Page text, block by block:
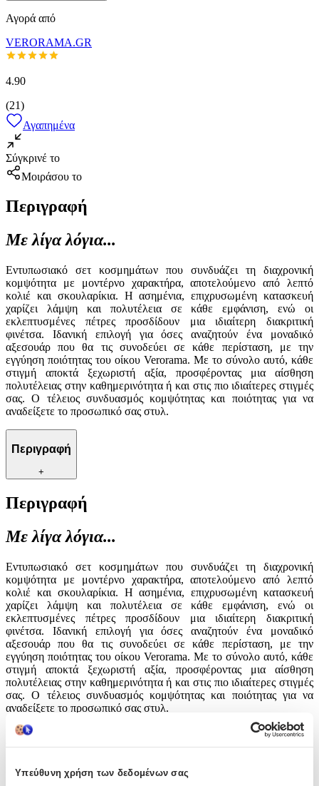
Υπεύθυνη χρήση των δεδομένων σας
Αγορά από
VERORAMA.GR
4.90
(21)
Αγαπημένα
Σύγκρινέ το
Μοιράσου το
Περιγραφή
Με λίγα λόγια...
Εντυπωσιακό σετ κοσμημάτων που συνδυάζει τη διαχρονική
κομψότητα με μοντέρνο χαρακτήρα, αποτελούμενο από λεπτό
κολιέ και σκουλαρίκια. Η ασημένια, επιχρυσωμένη κατασκευή
χαρίζει λάμψη και πολυτέλεια σε κάθε εμφάνιση, ενώ οι
εκλεπτυσμένες πέτρες προσδίδουν μια ιδιαίτερη διακριτική
φινέτσα. Ιδανική επιλογή για όσες αναζητούν ένα μοναδικό
αξεσουάρ που θα τις συνοδεύει σε κάθε περίσταση, με την
εγγύηση ποιότητας του οίκου Verorama. Με το σύνολο αυτό, κάθε
στιγμή αποκτά ξεχωριστή αξία, προσφέροντας μια αίσθηση
πολυτέλειας στην καθημερινότητα ή και στις πιο ιδιαίτερες στιγμές
σας. Ο τέλειος συνδυασμός κομψότητας και ποιότητας για να
αναδείξετε το προσωπικό σας στυλ.
Περιγραφή
+
Περιγραφή
Με λίγα λόγια...
Εντυπωσιακό σετ κοσμημάτων που συνδυάζει τη διαχρονική
κομψότητα με μοντέρνο χαρακτήρα, αποτελούμενο από λεπτό
κολιέ και σκουλαρίκια. Η ασημένια, επιχρυσωμένη κατασκευή
χαρίζει λάμψη και πολυτέλεια σε κάθε εμφάνιση, ενώ οι
εκλεπτυσμένες πέτρες προσδίδουν μια ιδιαίτερη διακριτική
φινέτσα. Ιδανική επιλογή για όσες αναζητούν ένα μοναδικό
αξεσουάρ που θα τις συνοδεύει σε κάθε περίσταση, με την
εγγύηση ποιότητας του οίκου Verorama. Με το σύνολο αυτό, κάθε
στιγμή αποκτά ξεχωριστή αξία, προσφέροντας μια αίσθηση
πολυτέλειας στην καθημερινότητα ή και στις πιο ιδιαίτερες στιγμές
σας. Ο τέλειος συνδυασμός κομψότητας και ποιότητας για να
αναδείξετε το προσωπικό σας στυλ.
Χαρακτηριστικά
Κατασκευαστής: